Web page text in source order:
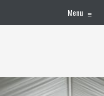
Menu ≡